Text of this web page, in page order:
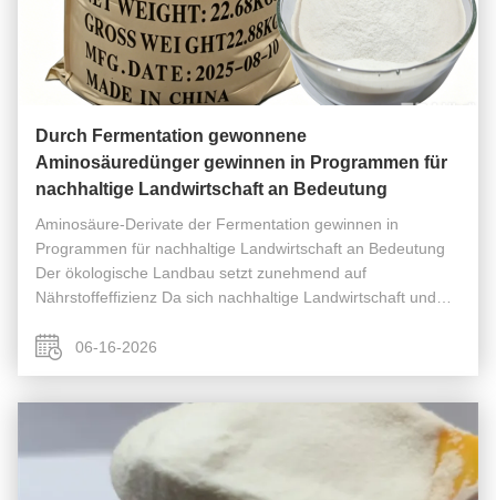
Durch Fermentation gewonnene
Aminosäuredünger gewinnen in Programmen für
nachhaltige Landwirtschaft an Bedeutung
Aminosäure-Derivate der Fermentation gewinnen in
Programmen für nachhaltige Landwirtschaft an Bedeutung
Der ökologische Landbau setzt zunehmend auf
Nährstoffeffizienz Da sich nachhaltige Landwirtschaft und
Düngemittelhersteller und -anbauer ...
06-16-2026